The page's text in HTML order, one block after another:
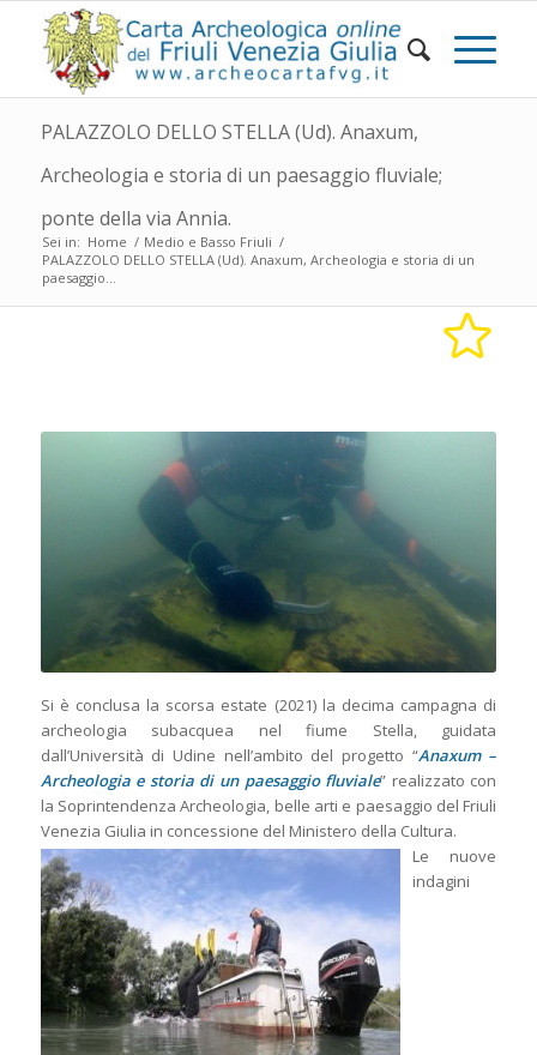
PALAZZOLO DELLO STELLA (Ud). Anaxum,
Archeologia e storia di un paesaggio fluviale;
ponte della via Annia.
Sei in: Home / Medio e Basso Friuli /
PALAZZOLO DELLO STELLA (Ud). Anaxum, Archeologia e storia di un
paesaggio...
Si è conclusa la scorsa estate (2021) la decima campagna di
archeologia subacquea nel fiume Stella, guidata
dall’Università di Udine nell’ambito del progetto “Anaxum –
Archeologia e storia di un paesaggio fluviale” realizzato con
la Soprintendenza Archeologia, belle arti e paesaggio del Friuli
Venezia Giulia in concessione del Ministero della Cultura.
Le nuove
indagini